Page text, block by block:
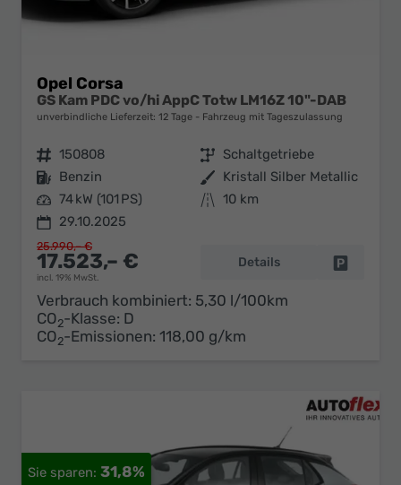
Opel Corsa
GS Kam PDC vo/hi AppC Totw LM16Z 10"-DAB
unverbindliche Lieferzeit: 12 Tage Fahrzeug mit Tageszulassung
Fahrzeugnr. 150808 Getriebe Schaltgetriebe
Kraftstoff Benzin Außenfarbe Kristall Silber Metallic
Leistung 74 kW (101 PS) Kilometerstand 10 km
29.10.2025
17.523,– €
incl. 19% MwSt.
25.990,– €
Details
Verbrauch kombiniert: 5,30 l/100km
CO2-Klasse: D
CO2-Emissionen: 118,00 g/km
31,8%